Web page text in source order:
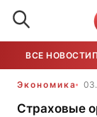
ВСЕ НОВОСТИ
Экономика
Страховые